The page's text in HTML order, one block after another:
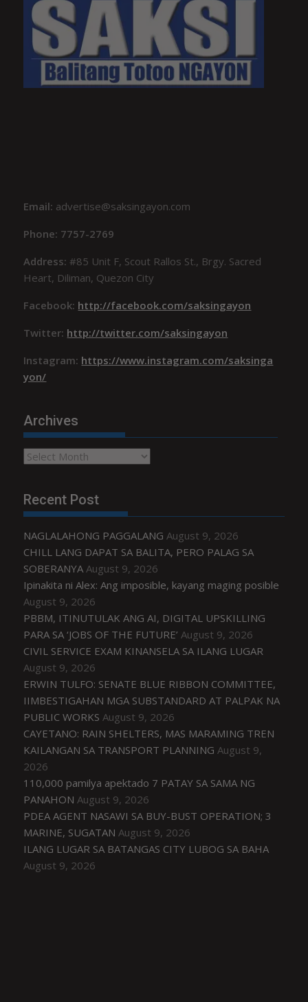
Email: advertise@saksingayon.com
Phone: 7757-2769
Address:#85 Unit F, Scout Rallos St., Brgy. Sacred
Heart, Diliman, Quezon City
Facebook: http://facebook.com/saksingayon
Twitter: http://twitter.com/saksingayon
Instagram: https://www.instagram.com/saksinga
yon/
Archives
Archives
Recent Post
NAGLALAHONG PAGGALANG August 9, 2026
CHILL LANG DAPAT SA BALITA, PERO PALAG SA
SOBERANYA August 9, 2026
Ipinakita ni Alex: Ang imposible, kayang maging posible
August 9, 2026
PBBM, ITINUTULAK ANG AI, DIGITAL UPSKILLING
PARA SA ‘JOBS OF THE FUTURE’ August 9, 2026
CIVIL SERVICE EXAM KINANSELA SA ILANG LUGAR
August 9, 2026
ERWIN TULFO: SENATE BLUE RIBBON COMMITTEE,
IIMBESTIGAHAN MGA SUBSTANDARD AT PALPAK NA
PUBLIC WORKS August 9, 2026
CAYETANO: RAIN SHELTERS, MAS MARAMING TREN
KAILANGAN SA TRANSPORT PLANNING August 9,
2026
110,000 pamilya apektado 7 PATAY SA SAMA NG
PANAHON August 9, 2026
PDEA AGENT NASAWI SA BUY-BUST OPERATION; 3
MARINE, SUGATAN August 9, 2026
ILANG LUGAR SA BATANGAS CITY LUBOG SA BAHA
August 9, 2026